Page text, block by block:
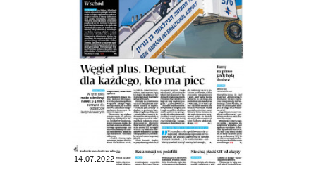
14.07.2022